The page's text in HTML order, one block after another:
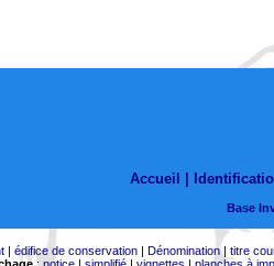
Accueil |
Base
| édifice de conservation| Dénomination| titre